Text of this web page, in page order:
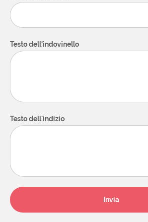
Testo dell'indovinello
Testo dell'indizio